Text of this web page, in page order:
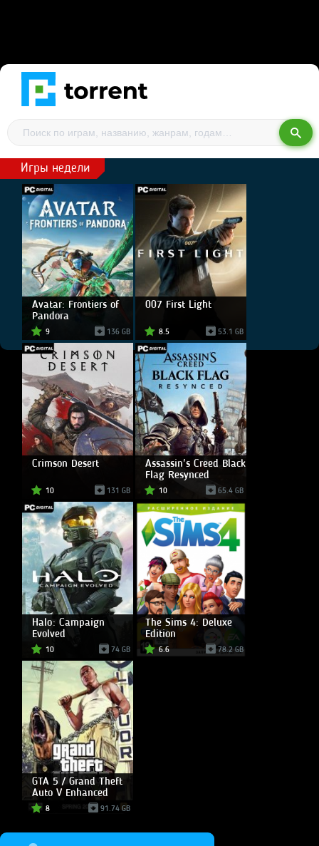
Игры недели
Avatar: Frontiers of
Pandora
9 136 GB
007 First Light
8.5 53.1 GB
Crimson Desert
10 131 GB
Assassin's Creed Black
Flag Resynced
10 65.4 GB
Halo: Campaign
Evolved
10 74 GB
The Sims 4: Deluxe
Edition
6.6 78.2 GB
GTA 5 / Grand Theft
Auto V Enhanced
8 91.74 GB